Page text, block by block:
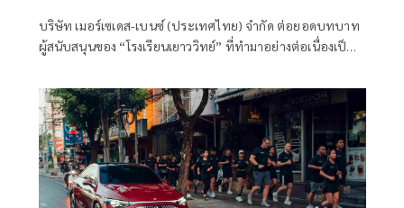
บริษัท เมอร์เซเดส-เบนซ์ (ประเทศไทย) จำกัด ต่อยอดบทบาท
ผู้สนับสนุนของ “โรงเรียนเยาววิทย์” ที่ทำมาอย่างต่อเนื่องเป็น